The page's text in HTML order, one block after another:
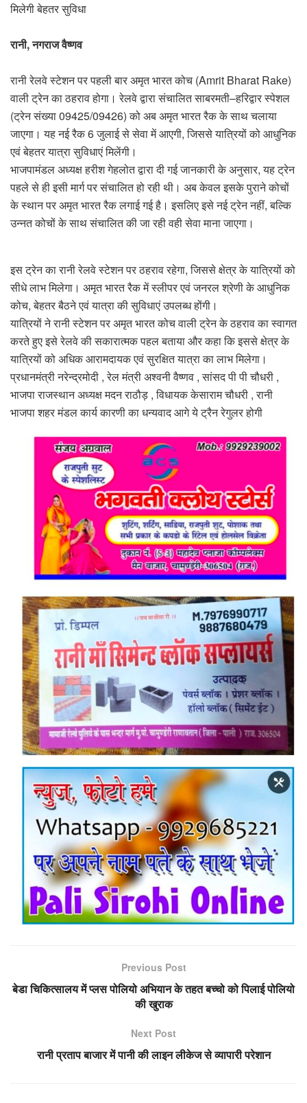
मिलेगी बेहतर सुविधा
रानी, नगराज वैष्णव
रानी रेलवे स्टेशन पर पहली बार अमृत भारत कोच (Amrit Bharat Rake)
वाली ट्रेन का ठहराव होगा। रेलवे द्वारा संचालित साबरमती–हरिद्वार स्पेशल
(ट्रेन संख्या 09425/09426) को अब अमृत भारत रैक के साथ चलाया
जाएगा। यह नई रैक 6 जुलाई से सेवा में आएगी, जिससे यात्रियों को आधुनिक
एवं बेहतर यात्रा सुविधाएं मिलेंगी।
भाजपामंडल अध्यक्ष हरीश गेहलोत द्वारा दी गई जानकारी के अनुसार, यह ट्रेन
पहले से ही इसी मार्ग पर संचालित हो रही थी। अब केवल इसके पुराने कोचों
के स्थान पर अमृत भारत रैक लगाई गई है। इसलिए इसे नई ट्रेन नहीं, बल्कि
उन्नत कोचों के साथ संचालित की जा रही वही सेवा माना जाएगा।
इस ट्रेन का रानी रेलवे स्टेशन पर ठहराव रहेगा, जिससे क्षेत्र के यात्रियों को
सीधे लाभ मिलेगा। अमृत भारत रैक में स्लीपर एवं जनरल श्रेणी के आधुनिक
कोच, बेहतर बैठने एवं यात्रा की सुविधाएं उपलब्ध होंगी।
यात्रियों ने रानी स्टेशन पर अमृत भारत कोच वाली ट्रेन के ठहराव का स्वागत
करते हुए इसे रेलवे की सकारात्मक पहल बताया और कहा कि इससे क्षेत्र के
यात्रियों को अधिक आरामदायक एवं सुरक्षित यात्रा का लाभ मिलेगा।
प्रधानमंत्री नरेन्द्रमोदी , रेल मंत्री अश्वनी वैष्णव , सांसद पी पी चौधरी ,
भाजपा राजस्थान अध्यक्ष मदन राठौड़ , विधायक केसाराम चौधरी , रानी
भाजपा शहर मंडल कार्य कारणी का धन्यवाद आगे ये ट्रैन रेगुलर होगी
Previous Post
बेडा चिकित्सालय में प्लस पोलियो अभियान के तहत बच्चो को पिलाई पोलियो
की खुराक
Next Post
रानी प्रताप बाजार में पानी की लाइन लीकेज से व्यापारी परेशान